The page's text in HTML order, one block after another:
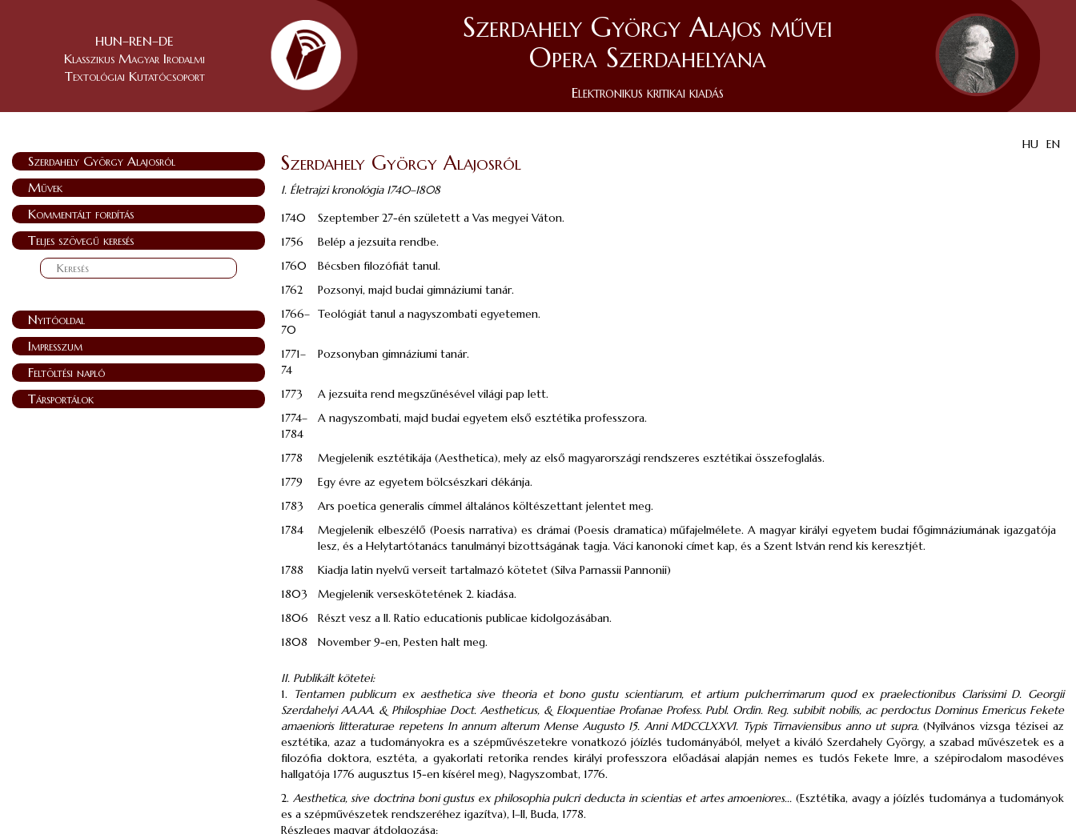
HUN–REN–DE
Klasszikus Magyar Irodalmi
Textológiai Kutatócsoport
Szerdahely György Alajos művei
Opera Szerdahelyana
Elektronikus kritikai kiadás
HU EN
Szerdahely György Alajosról
Művek
Kommentált fordítás
Teljes szövegű keresés
Nyitóoldal
Impresszum
Feltöltési napló
Társportálok
Szerdahely György Alajosról
I. Életrajzi kronológia 1740–1808
1740
Szeptember 27-én született a Vas megyei Váton.
1756
Belép a jezsuita rendbe.
1760
Bécsben filozófiát tanul.
1762
Pozsonyi, majd budai gimnáziumi tanár.
1766–
70
Teológiát tanul a nagyszombati egyetemen.
1771–
74
Pozsonyban gimnáziumi tanár.
1773
A jezsuita rend megszűnésével világi pap lett.
1774–
1784
A nagyszombati, majd budai egyetem első esztétika professzora.
1778
Megjelenik esztétikája (Aesthetica), mely az első magyarországi rendszeres esztétikai összefoglalás.
1779
Egy évre az egyetem bölcsészkari dékánja.
1783
Ars poetica generalis címmel általános költészettant jelentet meg.
1784
Megjelenik elbeszélő (Poesis narrativa) es drámai (Poesis dramatica) műfajelmélete. A magyar királyi egyetem budai főgimnáziumának igazgatója
lesz, és a Helytartótanács tanulmányi bizottságának tagja. Váci kanonoki címet kap, és a Szent István rend kis keresztjét.
1788
Kiadja latin nyelvű verseit tartalmazó kötetet (Silva Parnassii Pannonii)
1803
Megjelenik verseskötetének 2. kiadása.
1806
Részt vesz a II. Ratio educationis publicae kidolgozásában.
1808
November 9-en, Pesten halt meg.
II. Publikált kötetei:
1.
Tentamen publicum ex aesthetica sive theoria et bono gustu scientiarum, et artium pulcherrimarum quod ex praelectionibus Clarissimi D. Georgii
Szerdahelyi AA.AA. & Philosphiae Doct. Aestheticus, & Eloquentiae Profanae Profess. Publ. Ordin. Reg. subibit nobilis, ac perdoctus Dominus Emericus Fekete
amaenioris litteraturae repetens In annum alterum Mense Augusto 15. Anni MDCCLXXVI. Typis Tirnaviensibus anno ut supra.(Nyilvános vizsga tézisei az
esztétika, azaz a tudományokra es a szépművészetekre vonatkozó jóízlés tudományából, melyet a kiváló Szerdahely György, a szabad művészetek es a
filozófia doktora, esztéta, a gyakorlati retorika rendes királyi professzora előadásai alapján nemes es tudós Fekete Imre, a szépirodalom masodéves
hallgatója 1776 augusztus 15-en kísérel meg), Nagyszombat, 1776.
2. Aesthetica, sive doctrina boni gustus ex philosophia pulcri deducta in scientias et artes amoeniores... (Esztétika, avagy a jóízlés tudománya a tudományok
es a szépművészetek rendszeréhez igazítva), I–II, Buda, 1778.
Részleges magyar átdolgozása: